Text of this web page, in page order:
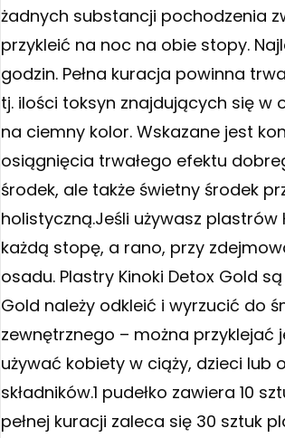
żadnych substancji pochodzenia
przykleić na noc na obie stopy.
godzin. Pełna kuracja powinna
tj. ilości toksyn znajdujących się
na ciemny kolor. Wskazane jest
osiągnięcia trwałego efektu
środek, ale także świetny środek
holistyczną.Jeśli używasz plastrów
każdą stopę, a rano, przy
osadu. Plastry Kinoki Detox Gold
Gold należy odkleić i wyrzucić do
zewnętrznego – można przyklejać
używać kobiety w ciąży, dzieci lub
składników.1 pudełko zawiera 10
pełnej kuracji zaleca się 30 sztuk